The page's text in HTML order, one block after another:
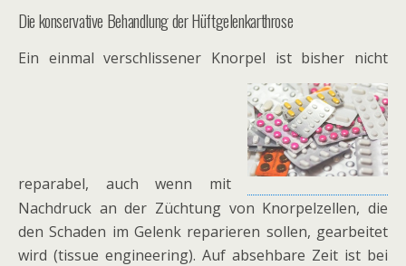
Die konservative Behandlung der Hüftgelenkarthrose
Ein einmal verschlissener Knorpel ist bisher nicht
reparabel, auch wenn mit
Nachdruck an der Züchtung von Knorpelzellen, die
den Schaden im Gelenk reparieren sollen, gearbeitet
wird (tissue engineering). Auf absehbare Zeit ist bei